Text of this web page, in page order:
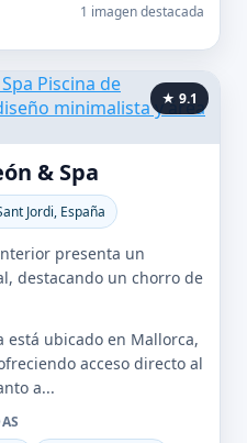
1 imagen destacada
★ 9.1
& Spa
Jordi, España
presenta un
destacando un chorro de
está ubicado en Mallorca,
acceso directo al
a...